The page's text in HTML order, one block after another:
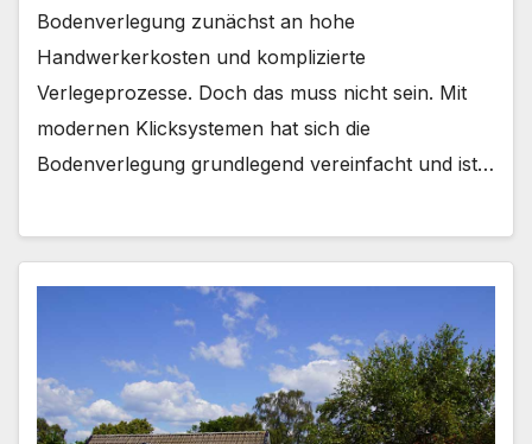
Bodenverlegung zunächst an hohe
Handwerkerkosten und komplizierte
Verlegeprozesse. Doch das muss nicht sein. Mit
modernen Klicksystemen hat sich die
Bodenverlegung grundlegend vereinfacht und ist…